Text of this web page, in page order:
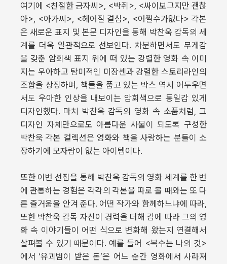
여기에 <친절한 금자씨>, <박쥐>, <싸이보그지만 괜찮
아>, <아가씨>, <헤어질 결심>, <어쩔수가없다> 각본
은 새로운 표지 및 본문 디자인을 통해 박찬욱 감독의 세
계를 더욱 일관적으로 선보인다. 차분하면서도 무게감
을 갖춘 암회색 표지 위에 떠 있는 강렬한 영화 속 이미
지는 우아하고 탐미적인 미장센과 강렬한 스토리라인의
조합을 상징하며, 책들을 품고 있는 박스 역시 어두우면
서도 우아한 인상을 내보이는 암회색으로 통일감 있게
디자인했다. 마치 박찬욱 감독의 영화 속 소품처럼, 그
디자인 자체만으로도 아름다운 사물이 되도록 구성한
박찬욱 각본 컬렉션은 영화와 책을 사랑하는 분들이 소
장하기에 모자람이 없는 아이템이다.
또한 이번 선집을 통해 박찬욱 감독의 영화 세계를 한 번
에 관통하는 경험은 각각의 각본을 따로 볼 때와는 또 다
른 즐거움을 안겨 준다. 어떤 작가와 함께하느냐에 따라,
또한 박찬욱 감독 자신이 경력을 더해 감에 따라 그의 영
화 속 이야기들이 어떤 식으로 변화해 왔는지 연결해서
살펴볼 수 있기 때문이다. 예를 들어 <복수는 나의 것>
에서 ‘유괴범이 받은 돈’은 어느 순간 영화에서 사라져